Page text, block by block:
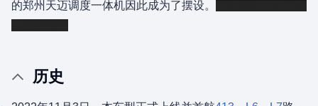
的郑州天迈调度一体机因此成为了摆设。
历史